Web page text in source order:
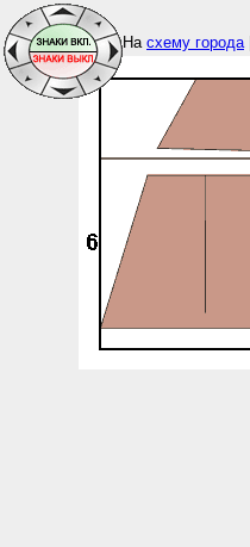
На схему города|